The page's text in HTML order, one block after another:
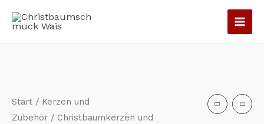
Inhalt
Start / Kerzen und
Zubehör / Christbaumkerzen und